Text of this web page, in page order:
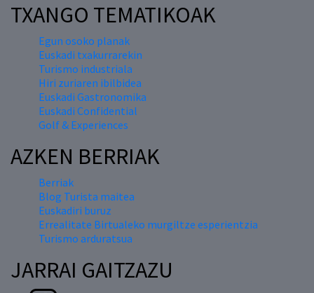
TXANGO TEMATIKOAK
Egun osoko planak
Euskadi txakurrarekin
Turismo industriala
Hiri zuriaren ibilbidea
Euskadi Gastronomika
Euskadi Confidential
Golf & Experiences
AZKEN BERRIAK
Berriak
Blog Turista maitea
Euskadiri buruz
Errealitate Birtualeko murgiltze esperientzia
Turismo arduratsua
JARRAI GAITZAZU